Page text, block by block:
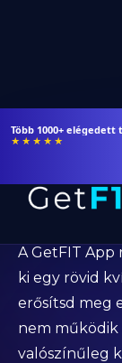
Több 1000+ elégedett
★★★★★
A GetFIT App
ki egy rövid
erősítsd meg
nem működik
valószínűleg